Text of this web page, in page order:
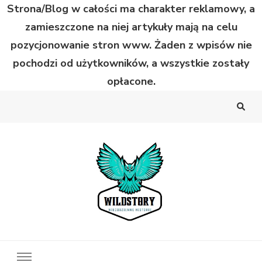
Strona/Blog w całości ma charakter reklamowy, a
zamieszczone na niej artykuły mają na celu
pozycjonowanie stron www. Żaden z wpisów nie
pochodzi od użytkowników, a wszystkie zostały
opłacone.